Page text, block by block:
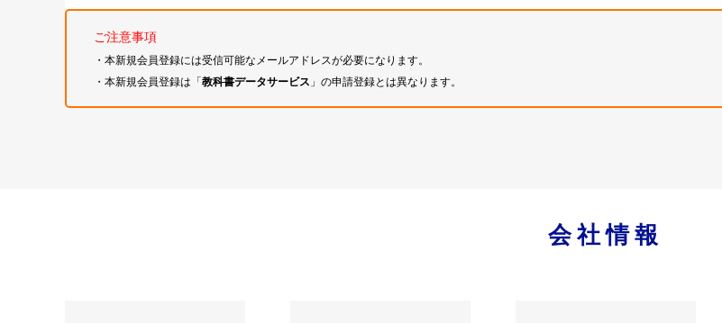
ご注意事項
・本新規会員登録には受信可能なメールアドレスが必要になります。
・本新規会員登録は「教科書データサービス 」の申請登録とは異なります。
会社情報